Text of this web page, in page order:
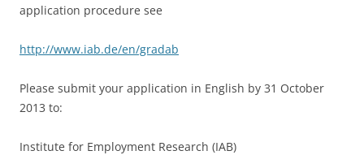
application procedure see
http://www.iab.de/en/gradab
Please submit your application in English by 31 October
2013 to:
Institute for Employment Research (IAB)